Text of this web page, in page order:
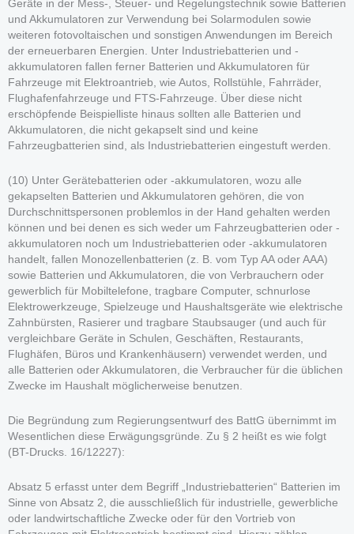
Geräte in der Mess-, Steuer- und Regelungstechnik sowie Batterien
und Akkumulatoren zur Verwendung bei Solarmodulen sowie
weiteren fotovoltaischen und sonstigen Anwendungen im Bereich
der erneuerbaren Energien. Unter Industriebatterien und -
akkumulatoren fallen ferner Batterien und Akkumulatoren für
Fahrzeuge mit Elektroantrieb, wie Autos, Rollstühle, Fahrräder,
Flughafenfahrzeuge und FTS-Fahrzeuge. Über diese nicht
erschöpfende Beispielliste hinaus sollten alle Batterien und
Akkumulatoren, die nicht gekapselt sind und keine
Fahrzeugbatterien sind, als Industriebatterien eingestuft werden.
(10) Unter Gerätebatterien oder -akkumulatoren, wozu alle
gekapselten Batterien und Akkumulatoren gehören, die von
Durchschnittspersonen problemlos in der Hand gehalten werden
können und bei denen es sich weder um Fahrzeugbatterien oder -
akkumulatoren noch um Industriebatterien oder -akkumulatoren
handelt, fallen Monozellenbatterien (z. B. vom Typ AA oder AAA)
sowie Batterien und Akkumulatoren, die von Verbrauchern oder
gewerblich für Mobiltelefone, tragbare Computer, schnurlose
Elektrowerkzeuge, Spielzeuge und Haushaltsgeräte wie elektrische
Zahnbürsten, Rasierer und tragbare Staubsauger (und auch für
vergleichbare Geräte in Schulen, Geschäften, Restaurants,
Flughäfen, Büros und Krankenhäusern) verwendet werden, und
alle Batterien oder Akkumulatoren, die Verbraucher für die üblichen
Zwecke im Haushalt möglicherweise benutzen.
Die Begründung zum Regierungsentwurf des BattG übernimmt im
Wesentlichen diese Erwägungsgründe. Zu § 2 heißt es wie folgt
(BT-Drucks. 16/12227):
Absatz 5 erfasst unter dem Begriff „Industriebatterien“ Batterien im
Sinne von Absatz 2, die ausschließlich für industrielle, gewerbliche
oder landwirtschaftliche Zwecke oder für den Vortrieb von